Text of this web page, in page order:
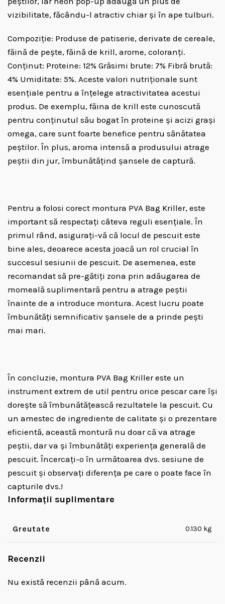
vizibilitate, făcându-l atractiv chiar și în ape tulburi.
Compoziţie: Produse de patiserie, derivate de cereale,
făină de pește, făină de krill, arome, coloranți.
Conţinut: Proteine: 12% Grăsimi brute: 7% Fibră brută:
4% Umiditate: 5%. Aceste valori nutriționale sunt
esențiale pentru a înțelege atractivitatea acestui
produs. De exemplu, făina de krill este cunoscută
pentru conținutul său bogat în proteine și acizi grași
omega, care sunt foarte benefice pentru sănătatea
peștilor. În plus, aroma intensă a produsului atrage
peștii din jur, îmbunătățind șansele de captură.
Pentru a folosi corect montura PVA Bag Kriller, este
important să respectați câteva reguli esențiale. În
primul rând, asigurați-vă că locul de pescuit este
bine ales, deoarece acesta joacă un rol crucial în
succesul sesiunii de pescuit. De asemenea, este
recomandat să pre-gătiți zona prin adăugarea de
momeală suplimentară pentru a atrage peștii
înainte de a introduce montura. Acest lucru poate
îmbunătăți semnificativ șansele de a prinde pești
mai mari.
În concluzie, montura PVA Bag Kriller este un
instrument extrem de util pentru orice pescar care își
dorește să îmbunătățească rezultatele la pescuit. Cu
un amestec de ingrediente de calitate și o prezentare
eficientă, această montură nu doar că va atrage
peștii, dar va și îmbunătăți experiența generală de
pescuit. Încercați-o în următoarea dvs. sesiune de
pescuit și observați diferența pe care o poate face în
capturile dvs.!
Informații suplimentare
Greutate 0.130 kg
Recenzii
Nu există recenzii până acum.